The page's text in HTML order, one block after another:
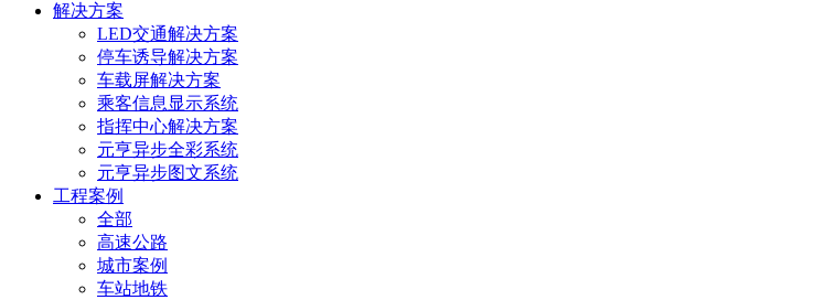
解决方案
LED交通解决方案
停车诱导解决方案
车载屏解决方案
乘客信息显示系统
指挥中心解决方案
元亨异步全彩系统
元亨异步图文系统
工程案例
全部
高速公路
城市案例
车站地铁